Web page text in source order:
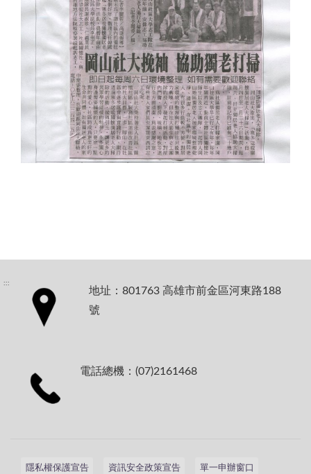
:::
地址：801763 高雄市前金區河東路188
號
電話總機：(07)2161468
隱私權保護宣告 資訊安全政策宣告 單一申辦窗口